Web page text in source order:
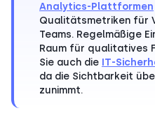
Analytics-Plattformen
Qualitätsmetriken für
Teams. Regelmäßige
Raum für qualitatives
Sie auch die IT-
da die Sichtbarkeit
zunimmt.